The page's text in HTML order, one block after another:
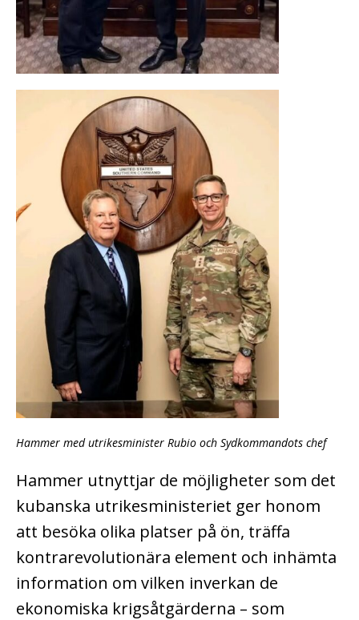
Hammer med utrikesminister Rubio och Sydkommandots chef
Hammer utnyttjar de möjligheter som det
kubanska utrikesministeriet ger honom
att besöka olika platser på ön, träffa
kontrarevolutionära element och inhämta
information om vilken inverkan de
ekonomiska krigsåtgärderna – som